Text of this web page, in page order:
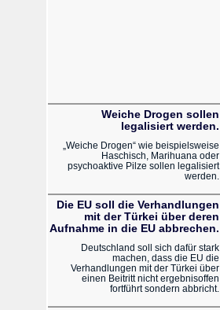
Weiche Drogen sollen
legalisiert werden.
„Weiche Drogen“ wie beispielsweise
Haschisch, Marihuana oder
psychoaktive Pilze sollen legalisiert
werden.
Die EU soll die Verhandlungen
mit der Türkei über deren
Aufnahme in die EU abbrechen.
Deutschland soll sich dafür stark
machen, dass die EU die
Verhandlungen mit der Türkei über
einen Beitritt nicht ergebnisoffen
fortführt sondern abbricht.